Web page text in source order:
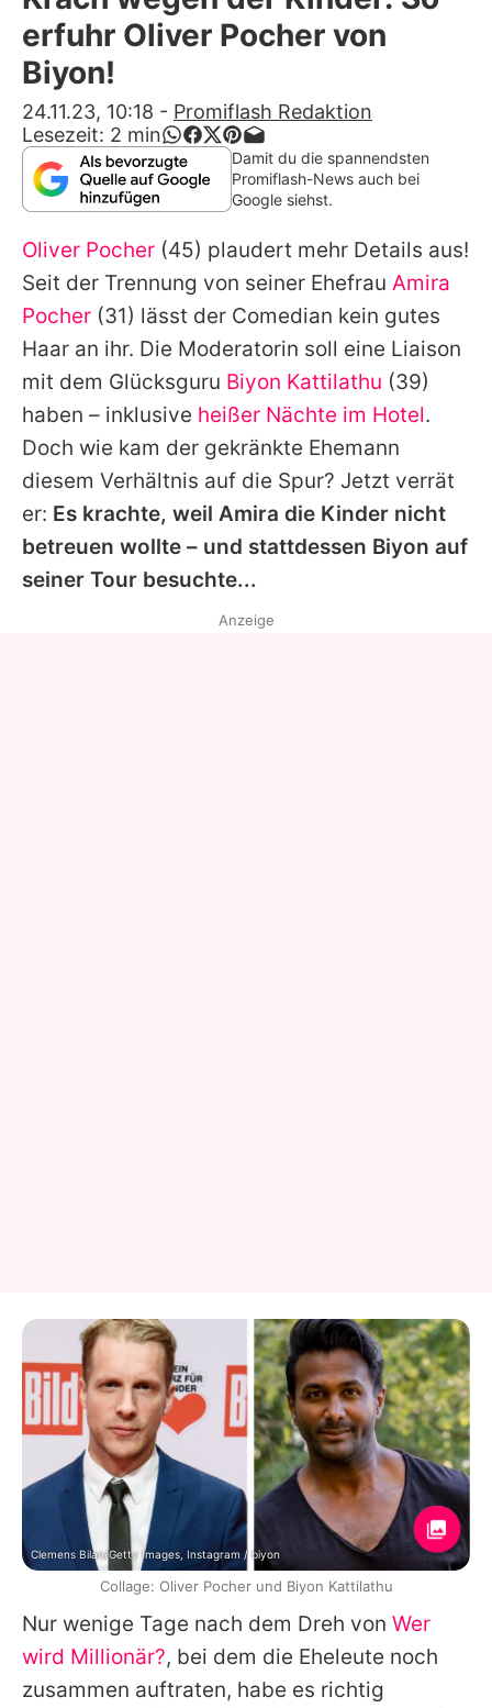
Alle Themen auf Promiflash
App runterladen
Team
Redaktionelle Richtlinien
Impressum
Datenschutzerklärung
Nutzungsbedingungen
Utiq verwalten
erfuhr Oliver Pocher von
Biyon!
24.11.23, 10:18 - Promiflash Redaktion
Lesezeit: 2 min
Damit du die spannendsten
Promiflash-News auch bei
Google siehst.
Oliver Pocher (45) plaudert mehr Details aus!
Seit der Trennung von seiner Ehefrau Amira
Pocher (31) lässt der Comedian kein gutes
Haar an ihr. Die Moderatorin soll eine Liaison
mit dem Glücksguru Biyon Kattilathu (39)
haben – inklusive heißer Nächte im Hotel.
Doch wie kam der gekränkte Ehemann
diesem Verhältnis auf die Spur? Jetzt verrät
er: Es krachte, weil Amira die Kinder nicht
betreuen wollte – und stattdessen Biyon auf
seiner Tour besuchte...
Nur wenige Tage nach dem Dreh von Wer
wird Millionär?, bei dem die Eheleute noch
zusammen auftraten, habe es richtig
Anzeige
Clemens Bilan/Getty Images, Instagram / biyon
Collage: Oliver Pocher und Biyon Kattilathu